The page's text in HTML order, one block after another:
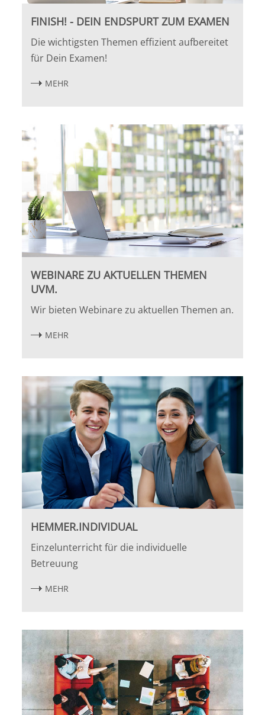
FINISH! - DEIN ENDSPURT ZUM EXAMEN
Die wichtigsten Themen effizient aufbereitet
für Dein Examen!
MEHR
WEBINARE ZU AKTUELLEN THEMEN
UVM.
Wir bieten Webinare zu aktuellen Themen an.
MEHR
HEMMER.INDIVIDUAL
Einzelunterricht für die individuelle
Betreuung
MEHR